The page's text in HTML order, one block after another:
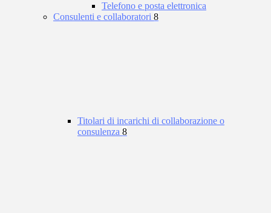
Telefono e posta elettronica
Consulenti e collaboratori 8
Titolari di incarichi di collaborazione o
consulenza 8